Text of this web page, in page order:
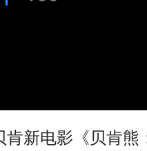
肯新电影《贝肯